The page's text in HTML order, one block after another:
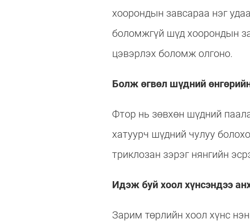
хоорондын завсараа нэг
боломжгүй шүд хоорондын
цэвэрлэх боломж олгоно.
Болж өгвөл шүдний
Фтор нь зөвхөн шүдний
хатуурч шүдний чулуу
триклозан зэрэг нянгийн
Идэж буй хоол хүнсэндээ
Зарим төрлийн хоол хүнс